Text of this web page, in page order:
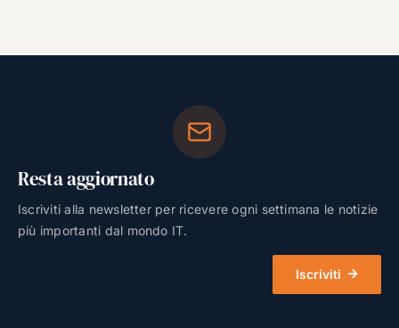
Resta aggiornato
Iscriviti alla newsletter per ricevere ogni settimana le notizie
più importanti dal mondo IT.
Iscriviti